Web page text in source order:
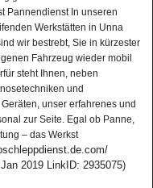
Pannendienst In unseren
Werkstätten in Unna
wir bestrebt, Sie in kürzester
Fahrzeug wieder mobil
steht Ihnen, neben
und
unser erfahrenes und
zur Seite. Egal ob Panne,
– das Werkst
2019 LinkID: 2935075)